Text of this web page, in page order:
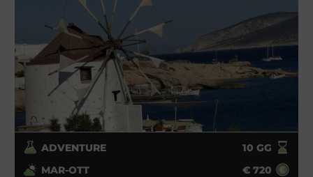
ADVENTURE 10 GG
MAR-OTT
€ 720